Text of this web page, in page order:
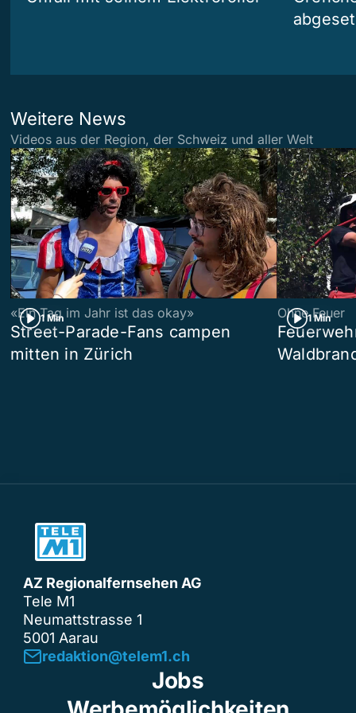
Weitere News
Videos aus der Region, der Schweiz und aller Welt
1 Min
«Ein Tag im Jahr ist das okay»
Street-Parade-Fans campen
mitten in Zürich
1 Min
Ohne Feuer
AZ Regionalfernsehen AG
Tele M1
Neumattstrasse 1
5001 Aarau
redaktion@telem1.ch
Jobs